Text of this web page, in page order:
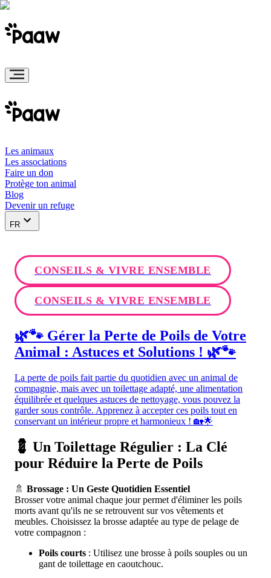
Les animaux
Les associations
Faire un don
Protège ton animal
Blog
Devenir un refuge
FR
CONSEILS & VIVRE ENSEMBLE
CONSEILS & VIVRE ENSEMBLE
🌿🐾 Gérer la Perte de Poils de Votre
Animal : Astuces et Solutions ! 🌿🐾
La perte de poils fait partie du quotidien avec un animal de
compagnie, mais avec un toilettage adapté, une alimentation
équilibrée et quelques astuces de nettoyage, vous pouvez la
garder sous contrôle. Apprenez à accepter ces poils tout en
conservant un intérieur propre et harmonieux ! 🏡🌟
💈 Un Toilettage Régulier : La Clé
pour Réduire la Perte de Poils
🚿 Brossage : Un Geste Quotidien Essentiel
Brosser votre animal chaque jour permet d'éliminer les poils
morts avant qu'ils ne se retrouvent sur vos vêtements et
meubles. Choisissez la brosse adaptée au type de pelage de
votre compagnon :
Poils courts : Utilisez une brosse à poils souples ou un
gant de toilettage en caoutchouc.